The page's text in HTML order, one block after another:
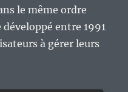
le même ordre
entre 1991
à gérer leurs